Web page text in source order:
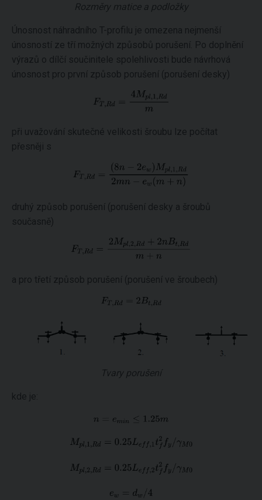
Rozměry matice a podložky
Únosnost náhradního T-profilu je omezena nejmenší
únosností ze tří možných způsobů porušení. Po doplnění
výrazů o dílčí součinitele spolehlivosti bude návrhová
únosnost pro první způsob porušení (porušení desky)
při uvažování skutečné velikosti šroubu lze počítat
přesněji s
druhý způsob porušení (porušení desky a šroubů
současně)
a pro třetí způsob porušení (porušení ve šroubech)
Tvary porušení
kde je: